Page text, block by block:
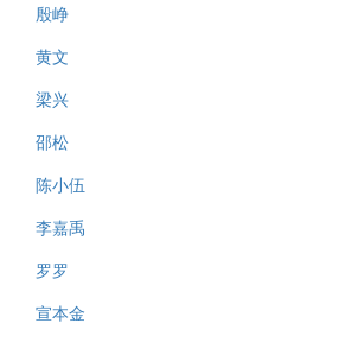
殷峥
黄文
梁兴
邵松
陈小伍
李嘉禹
罗罗
宣本金